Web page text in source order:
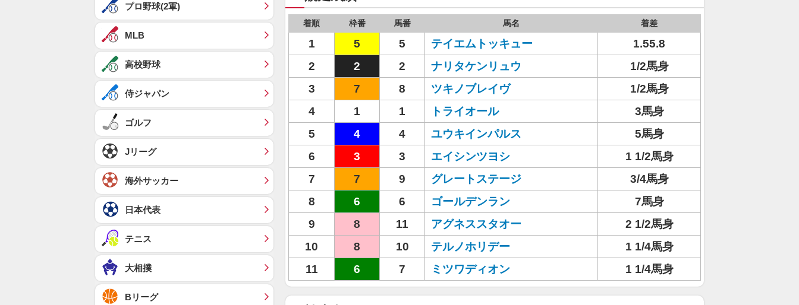
着順 枠番 馬番 馬名 着差
1 5 5 テイエムトッキュー
1.55.8
2
2 2 ナリタケンリュウ
1/2馬身
3
7 8 ツキノブレイヴ
1/2馬身
4
1 1 トライオール
3馬身
5
4 4 ユウキインパルス
5馬身
6
3 3 エイシンツヨシ
1 1/2馬身
7
7 9 グレートステージ
3/4馬身
8
6 6 ゴールデンラン
7馬身
9
8 11 アグネススタオー
2 1/2馬身
10
8 10 テルノホリデー
1 1/4馬身
11
6 7 ミツワディオン 1 1/4馬身
プロ野球(2軍)
MLB
高校野球
侍ジャパン
ゴルフ
Jリーグ
海外サッカー
日本代表
テニス
大相撲
Bリーグ